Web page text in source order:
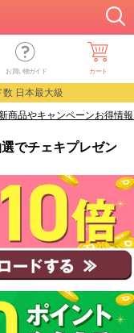
お買い物ガイド カート
日本最大級
商品やキャンペーンお得情
でチェキプレゼン